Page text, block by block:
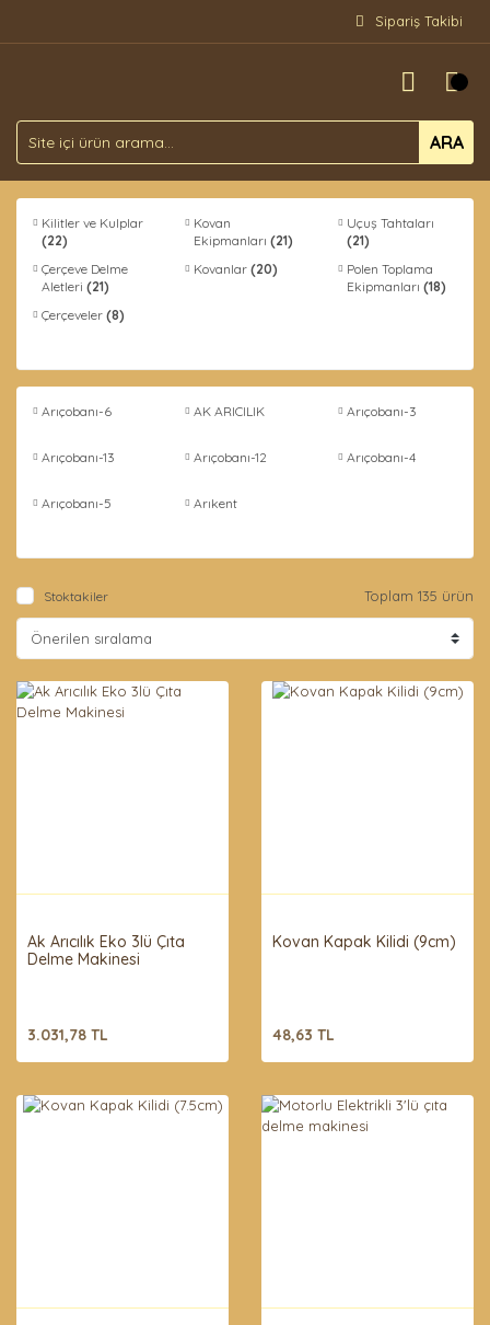
Sipariş Takibi
ARA
Kilitler ve Kulplar
(22)
Kovan
Ekipmanları(21)
Uçuş Tahtaları
(21)
Çerçeve Delme
Aletleri (21)
Kovanlar(20)
Polen Toplama
Ekipmanları (18)
Çerçeveler (8)
Arıçobanı-6 AK ARICILIK Arıçobanı-3
Arıçobanı-13 Arıçobanı-12 Arıçobanı-4
Arıçobanı-5 Arıkent
Stoktakiler Toplam 135 ürün
Ak Arıcılık Eko 3lü Çıta
Delme Makinesi
3.031,78 TL
Kovan Kapak Kilidi (9cm)
48,63 TL